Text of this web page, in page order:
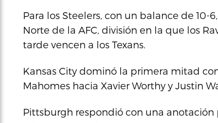
Para los Steelers, con un balance de
Norte de la AFC, división en la que los
tarde vencen a los Texans.
Kansas City dominó la primera mitad
Mahomes hacia Xavier Worthy y Justin
Pittsburgh respondió con una anotación